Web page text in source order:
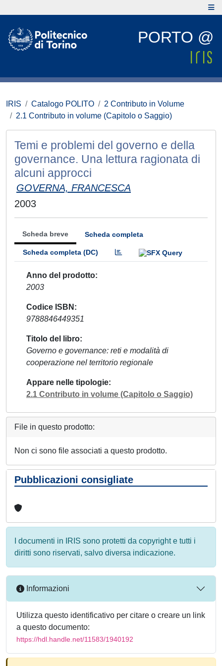
PORTO @
IRIS Catalogo POLITO
2 Contributo in Volume
2.1 Contributo in volume (Capitolo o Saggio)
Temi e problemi del governo e della
governance. Una lettura ragionata di
alcuni approcci
GOVERNA, FRANCESCA
2003
Scheda breve Scheda completa
Scheda completa (DC)
Anno del prodotto
2003
Codice ISBN
9788846449351
Titolo del libro
Governo e governance: reti e modalità di
cooperazione nel territorio regionale
Appare nelle tipologie
2.1 Contributo in volume (Capitolo o Saggio)
File in questo prodotto:
Non ci sono file associati a questo prodotto.
Pubblicazioni consigliate
I documenti in IRIS sono protetti da copyright e tutti i
diritti sono riservati, salvo diversa indicazione.
Informazioni
Utilizza questo identificativo per citare o creare un link
a questo documento:
https://hdl.handle.net/11583/1940192